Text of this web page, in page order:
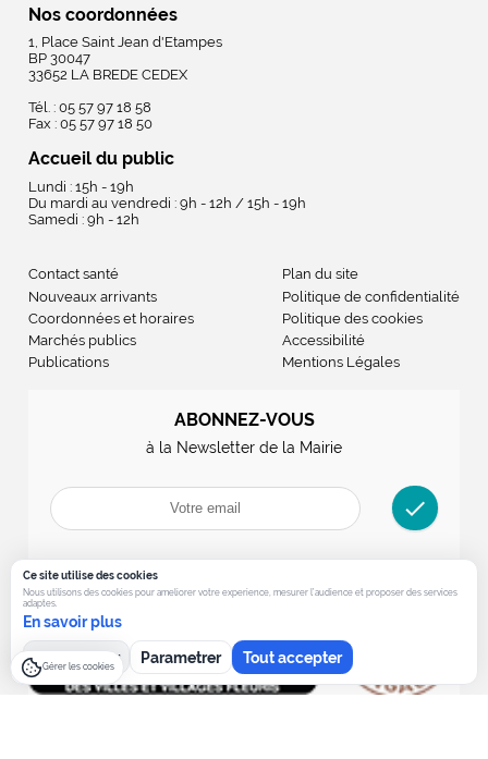
Nos coordonnées
1, Place Saint Jean d'Etampes
BP 30047
33652 LA BREDE CEDEX
Tél. : 05 57 97 18 58
Fax : 05 57 97 18 50
Accueil du public
Lundi : 15h - 19h
Du mardi au vendredi : 9h - 12h / 15h - 19h
Samedi : 9h - 12h
Contact santé
Nouveaux arrivants
Coordonnées et horaires
Marchés publics
Publications
Plan du site
Politique de confidentialité
Politique des cookies
Accessibilité
Mentions Légales
ABONNEZ-VOUS
à la Newsletter de la Mairie
check
Ce site utilise des cookies
Nous utilisons des cookies pour ameliorer votre experience, mesurer l’audience et proposer des services
adaptes.
En savoir plus
Tout refuser Parametrer Tout accepter
Gérer les cookies